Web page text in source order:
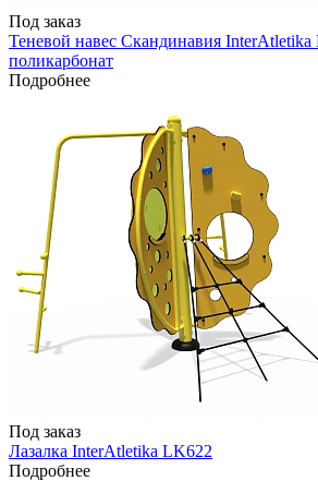
Под заказ
Теневой навес Скандинавия
поликарбонат
Подробнее
Под заказ
Лазалка InterAtletika LK622
Подробнее